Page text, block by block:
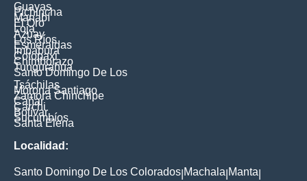
Guayas
Pichincha
Manabí
El Oro
Loja
Azuay
Los Ríos
Esmeraldas
Imbabura
Cotopaxi
Chimborazo
Tungurahua
Santo Domingo De Los
Tsáchilas
Morona Santiago
Zamora Chinchipe
Cañar
Carchi
Bolívar
Sucumbíos
Santa Elena
Localidad:
Santo Domingo De Los Colorados Machala Manta